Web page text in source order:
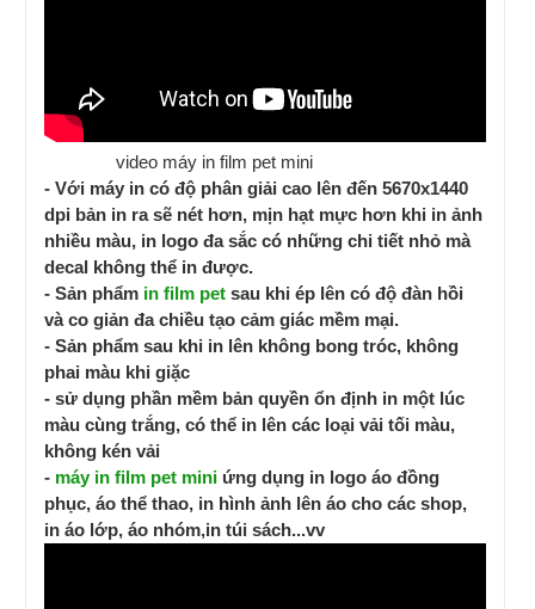
video máy in film pet mini
- Với máy in có độ phân giải cao lên đến 5670x1440
dpi bản in ra sẽ nét hơn, mịn hạt mực hơn khi in ảnh
nhiều màu, in logo đa sắc có những chi tiết nhỏ mà
decal không thể in được.
- Sản phẩm in film pet sau khi ép lên có độ đàn hồi
và co giản đa chiều tạo cảm giác mềm mại.
- Sản phẩm sau khi in lên không bong tróc, không
phai màu khi giặc
- sử dụng phần mềm bản quyền ổn định in một lúc
màu cùng trắng, có thể in lên các loại vải tối màu,
không kén vải
- máy in film pet mini ứng dụng in logo áo đồng
phục, áo thể thao, in hình ảnh lên áo cho các shop,
in áo lớp, áo nhóm,in túi sách...vv